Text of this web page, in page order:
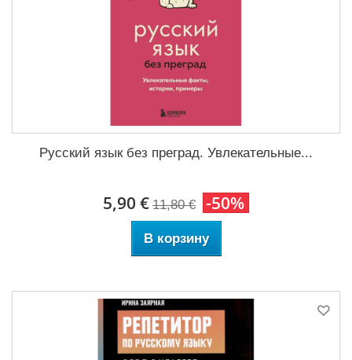
Русский язык без преград. Увлекательные...
5,90 € 11,80 € -50%
В корзину